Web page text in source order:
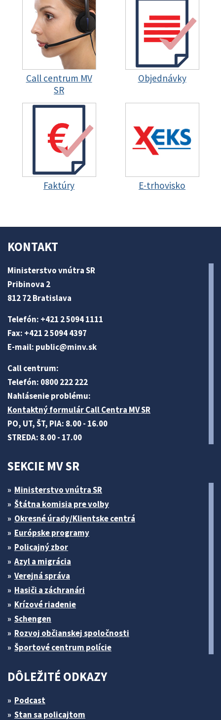
Call centrum MV
SR
Objednávky
Faktúry E-trhovisko
KONTAKT
Ministerstvo vnútra SR
Pribinova 2
812 72 Bratislava
Telefón: +421 2 5094 1111
Fax: +421 2 5094 4397
E-mail: public@minv.sk
Call centrum:
Telefón: 0800 222 222
Nahlásenie problému:
Kontaktný formulár Call Centra MV SR
PO, UT, ŠT, PIA: 8.00 - 16.00
STREDA: 8.00 - 17.00
SEKCIE MV SR
Ministerstvo vnútra SR
Štátna komisia pre volby
Okresné úrady/Klientske centrá
Európske programy
Policajný zbor
Azyl a migrácia
Verejná správa
Hasiči a záchranári
Krízové riadenie
Schengen
Rozvoj občianskej spoločnosti
Športové centrum polície
DÔLEŽITÉ ODKAZY
Podcast
Stan sa policajtom